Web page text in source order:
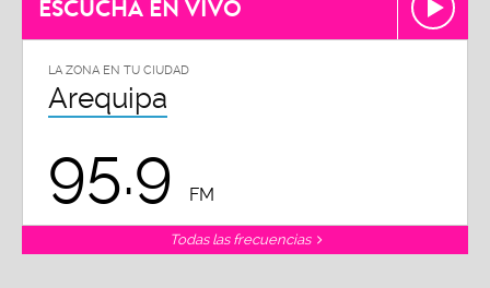
ESCUCHA EN VIVO
LA ZONA EN TU CIUDAD
Arequipa
95.9 FM
Todas las frecuencias